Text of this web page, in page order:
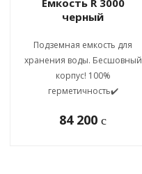
черный
Подземная емкость для
хранения воды. Бесшовный
корпус! 100%
герметичность✔️
84 200 c